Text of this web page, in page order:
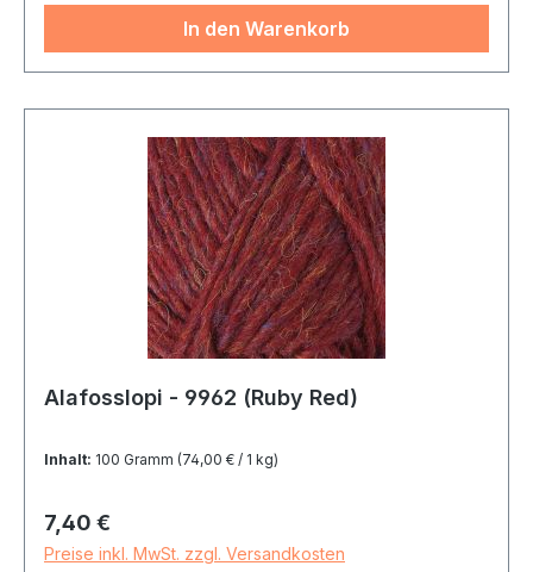
In den Warenkorb
Alafosslopi - 9962 (Ruby Red)
Inhalt: 100 Gramm (74,00 € / 1 kg)
Regulärer Preis:
7,40 €
Preise inkl. MwSt. zzgl. Versandkosten